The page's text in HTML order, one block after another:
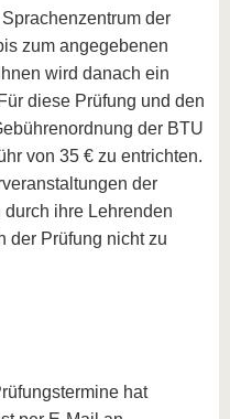
der
zum angegebenen
wird danach ein
diese Prüfung und den
der BTU
von 35 € zu entrichten.
der
ihre Lehrenden
der Prüfung nicht zu
hat